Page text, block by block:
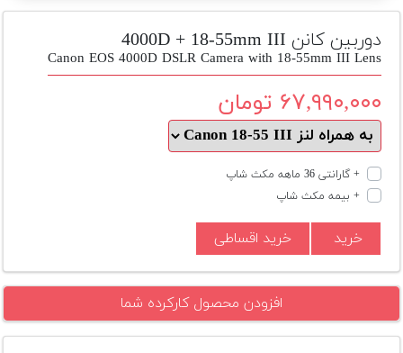
دوربین کانن 4000D + 18-55mm III
Canon EOS 4000D DSLR Camera with 18-55mm III Lens
۶۷,۹۹۰,۰۰۰ تومان
+ گارانتی 36 ماهه مکث شاپ
+ بیمه مکث شاپ
خرید خرید اقساطی
افزودن محصول کارکرده شما